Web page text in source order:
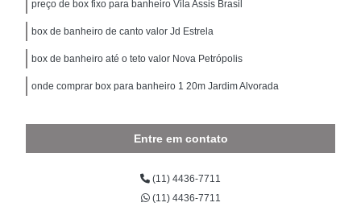
preço de box fixo para banheiro Vila Assis Brasil
box de banheiro de canto valor Jd Estrela
box de banheiro até o teto valor Nova Petrópolis
onde comprar box para banheiro 1 20m Jardim Alvorada
Entre em contato
(11) 4436-7711
(11) 4436-7711